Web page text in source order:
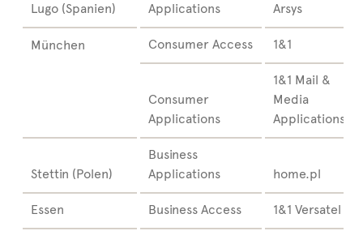
Lugo (Spanien)
Applications
Arsys
München Consumer Access 1&1
Consumer
Applications
1&1 Mail &
Media
Applications
Stettin (Polen)
Business
Applications
home.pl
Essen Business Access 1&1 Versatel